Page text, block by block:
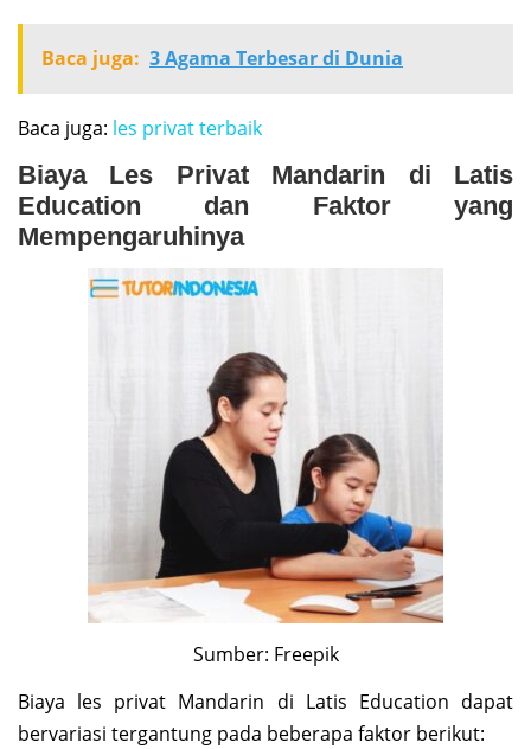
Baca juga: 3 Agama Terbesar di Dunia
Baca juga: les privat terbaik
Biaya Les Privat Mandarin di Latis
Education dan Faktor yang
Mempengaruhinya
Sumber: Freepik
Biaya les privat Mandarin di Latis Education dapat
bervariasi tergantung pada beberapa faktor berikut: